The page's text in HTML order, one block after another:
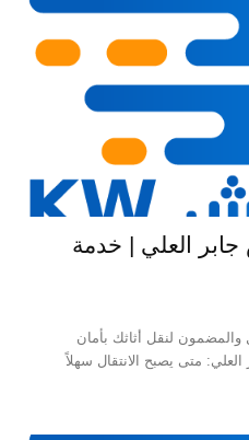
العلي | خدمة
لنقل أثاثك بأمان
متى يصبح الانتقال سهلاً